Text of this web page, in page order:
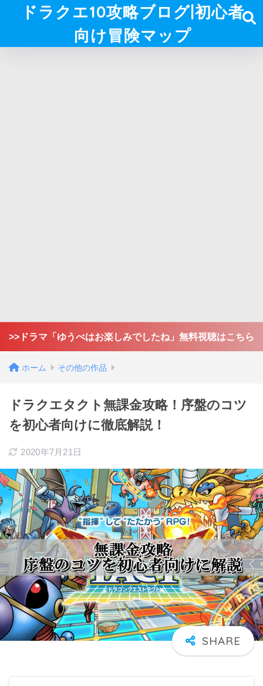
ドラクエ10攻略ブログ|初心者
向け冒険マップ
>>ドラマ「ゆうべはお楽しみでしたね」無料視聴はこちら
ホーム その他の作品
ドラクエタクト無課金攻略！序盤のコツ
を初心者向けに徹底解説！
2020年7月21日